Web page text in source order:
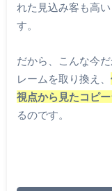
れた見込み客も高
す。
だから、こんな今
レームを取り換え、
視点から見たコピ
るのです。